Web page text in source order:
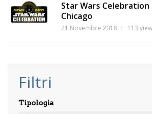
Star Wars Celebration
Chicago
21 Novembre 2018 113
Filtri
Tipologia